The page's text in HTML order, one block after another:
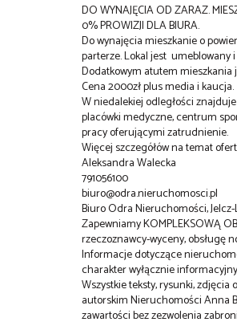
DO WYNAJĘCIA OD ZARAZ.
0% PROWIZJI DLA BIURA.
Do wynajęcia mieszkanie o
parterze. Lokal jest umeblowany
Dodatkowym atutem
Cena 2000zł plus media i kaucja.
W niedalekiej odległości
placówki medyczne, centrum
pracy oferującymi zatrudnienie.
Więcej szczegółów na temat
Aleksandra Walecka
791056100
biuro@odra.nieruchomosci.pl
Biuro Odra Nieruchomości, Jelcz-
Zapewniamy KOMPLEKSOWĄ
rzeczoznawcy-wyceny, obsługę
Informacje dotyczące
charakter wyłącznie
Wszystkie teksty, rysunki,
autorskim Nieruchomości Anna
zawartości bez zezwolenia